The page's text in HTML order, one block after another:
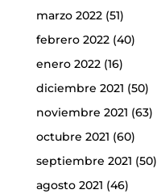
marzo 2022(51)
febrero 2022(40)
enero 2022(16)
diciembre 2021 (50)
noviembre 2021 (63)
octubre 2021 (60)
septiembre 2021 (50)
agosto 2021 (46)